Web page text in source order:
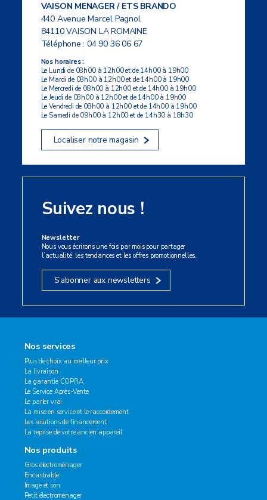
VAISON MENAGER / ETS BRANDO
440 Avenue Marcel Pagnol
84110 VAISON LA ROMAINE
Téléphone :04 90 36 06 67
Nos horaires :
Le Lundi de 08h00 à 12h00 et de 14h00 à 19h00
Le Mardi de 08h00 à 12h00 et de 14h00 à 19h00
Le Mercredi de 08h00 à 12h00 et de 14h00 à 19h00
Le Jeudi de 08h00 à 12h00 et de 14h00 à 19h00
Le Vendredi de 08h00 à 12h00 et de 14h00 à 19h00
Le Samedi de 09h00 à 12h00 et de 14h30 à 18h30
Localiser notre magasin
Suivez nous !
Newsletter
Nous vous écrirons une fois par mois pour partager
l’actualité, les tendances et les offres promotionnelles.
S’abonner aux newsletters
Nos services
Plus de choix au meilleur prix
La livraison
La garantie COPRA
Le Service Après-Vente
Le parler vrai
La mise en service et le raccordement
Les solutions de financement
La reprise de votre ancien appareil
Nos produits
Gros électroménager
Encastrable
Image et son
Petit électroménager